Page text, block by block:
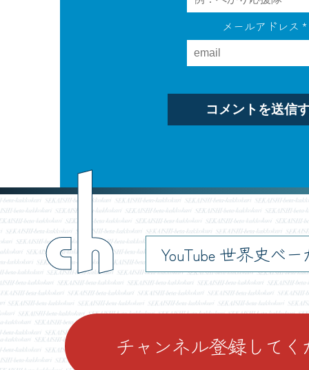
メールアドレス*
YouTube 世界史べ
ch
チャンネル登録して